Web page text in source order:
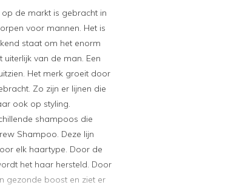
de markt is gebracht in
voor mannen. Het is
staat om het enorm
van de man. Een
Het merk groeit door
Zo zijn er lijnen die
ook op styling.
shampoos die
Shampoo. Deze lijn
elk haartype. Door de
het haar hersteld. Door
gezonde boost en ziet er